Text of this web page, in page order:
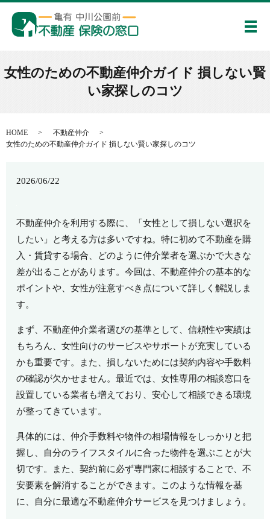
メ
女性のための不動産仲介ガイド 損しない賢
い家探しのコツ
HOME
不動産仲介
女性のための不動産仲介ガイド 損しない賢い家探しのコツ
2026/06/22
不動産仲介を利用する際に、「女性として損しない選択を
したい」と考える方は多いですね。特に初めて不動産を購
入・賃貸する場合、どのように仲介業者を選ぶかで大きな
差が出ることがあります。今回は、不動産仲介の基本的な
ポイントや、女性が注意すべき点について詳しく解説しま
す。
まず、不動産仲介業者選びの基準として、信頼性や実績は
もちろん、女性向けのサービスやサポートが充実している
かも重要です。また、損しないためには契約内容や手数料
の確認が欠かせません。最近では、女性専用の相談窓口を
設置している業者も増えており、安心して相談できる環境
が整ってきています。
具体的には、仲介手数料や物件の相場情報をしっかりと把
握し、自分のライフスタイルに合った物件を選ぶことが大
切です。また、契約前に必ず専門家に相談することで、不
安要素を解消することができます。このような情報を基
に、自分に最適な不動産仲介サービスを見つけましょう。